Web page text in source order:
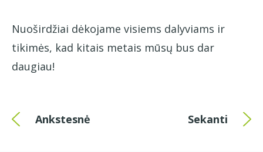
Nuoširdžiai dėkojame visiems dalyviams ir
tikimės, kad kitais metais mūsų bus dar
daugiau!
Ankstesnė Sekanti